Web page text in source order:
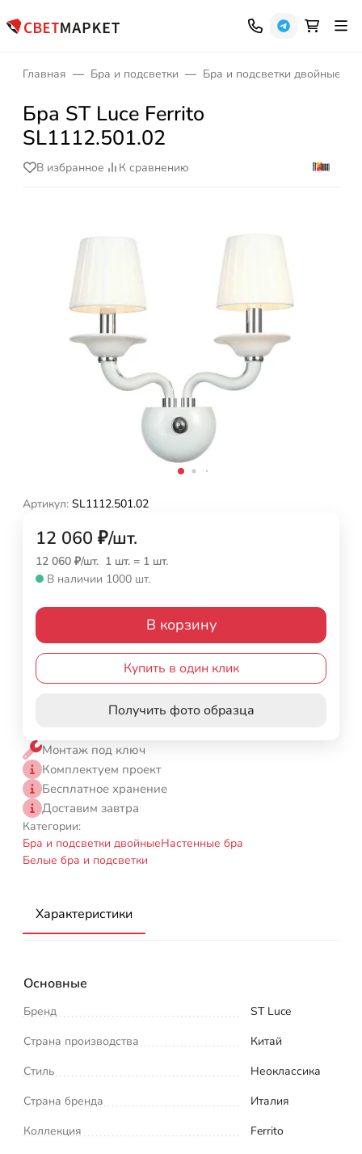
Главная Бра и подсветки Бра и подсветки двойные
Бра ST Luce Ferrito
SL1112.501.02
В избранное К сравнению
Артикул: SL1112.501.02
12 060 ₽/шт.
12 060 ₽/шт. 1 шт. = 1 шт.
В наличии 1000 шт.
В корзину
Купить в один клик
Получить фото образца
Монтаж под ключ
Комплектуем проект
Бесплатное хранение
Доставим завтра
Категории:
Бра и подсветки двойныеНастенные бра
Белые бра и подсветки
Характеристики
Основные
Бренд
ST Luce
Страна производства
Китай
Стиль
Неоклассика
Страна бренда
Италия
Коллекция
Ferrito